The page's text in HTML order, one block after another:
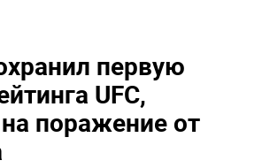
первую
UFC,
поражение от